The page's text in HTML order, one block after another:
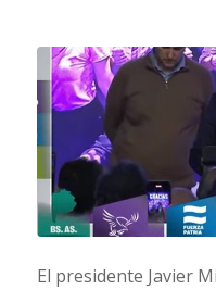
El presidente Javier